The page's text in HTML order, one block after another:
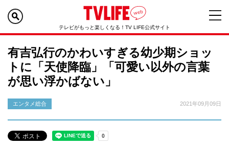
テレビがもっと楽しくなる！TV LIFE公式サイト
有吉弘行のかわいすぎる幼少期ショッ
トに「天使降臨」「可愛い以外の言葉
が思い浮かばない」
エンタメ総合 2021年09月09日